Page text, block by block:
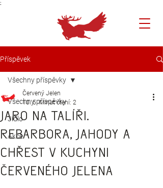
;
Příspěvek
Všechny příspěvky
Jídlo
Akce
Všechny příspěvky
Jaro na talíři.
Rebarbora, jahody a
chřest v kuchyni
Červeného Jelena
Červený Jelen
10. 5. Minut čtení: 2